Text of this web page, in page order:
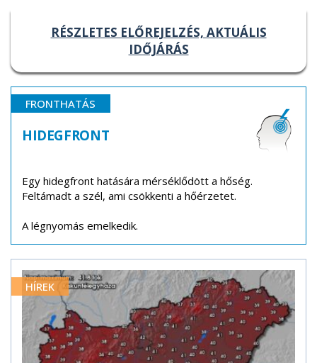
RÉSZLETES ELŐREJELZÉS, AKTUÁLIS
IDŐJÁRÁS
FRONTHATÁS
HIDEGFRONT
Egy hidegfront hatására mérséklődött a hőség.
Feltámadt a szél, ami csökkenti a hőérzetet.
A légnyomás emelkedik.
HÍREK